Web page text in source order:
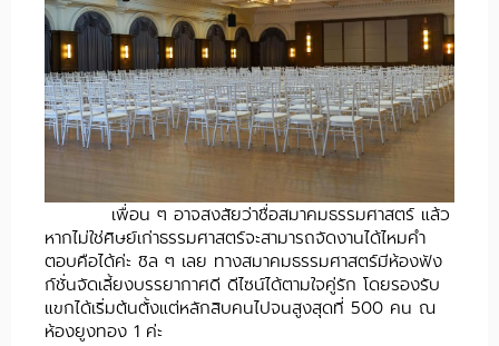
เพื่อน ๆ อาจสงสัยว่าชื่อสมาคมธรรมศาสตร์ แล้ว
หากไม่ใช่ศิษย์เก่าธรรมศาสตร์จะสามารถจัดงานได้ไหมคำ
ตอบคือได้ค่ะ ชิล ๆ เลย ทางสมาคมธรรมศาสตร์มีห้องฟัง
ก์ชั่นจัดเลี้ยงบรรยากาศดี ดีไซน์ได้ตามใจคู่รัก โดยรองรับ
แขกได้เริ่มต้นตั้งแต่หลักสิบคนไปจนสูงสุดที่ 500 คน ณ
ห้องยูงทอง 1 ค่ะ